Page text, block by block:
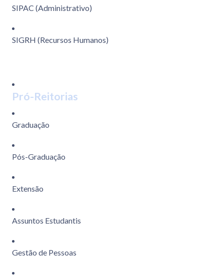
SIPAC (Administrativo)
SIGRH (Recursos Humanos)
Pró-Reitorias
Graduação
Pós-Graduação
Extensão
Assuntos Estudantis
Gestão de Pessoas